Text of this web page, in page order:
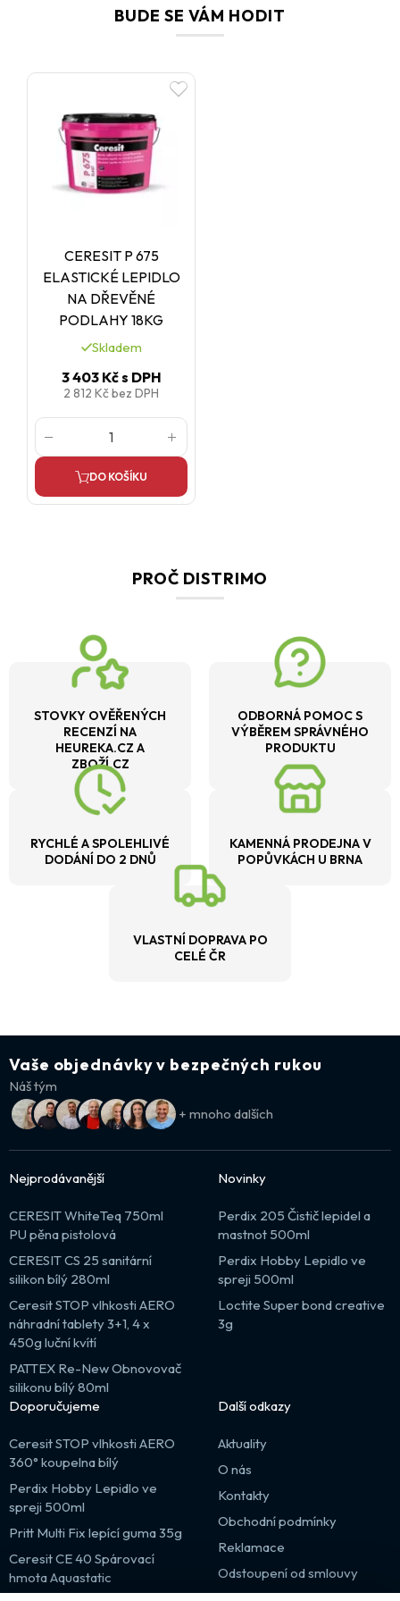
dlouhodobou přilnavost finálních podlahových vrstev.
BUDE SE VÁM HODIT
CERESIT P 675
ELASTICKÉ LEPIDLO
NA DŘEVĚNÉ
PODLAHY 18KG
Skladem
3 403 Kčs DPH
2 812 Kčbez DPH
DO KOŠÍKU
PROČ DISTRIMO
STOVKY OVĚŘENÝCH
RECENZÍ NA
HEUREKA.CZ A
ZBOŽÍ.CZ
ODBORNÁ POMOC S
VÝBĚREM SPRÁVNÉHO
PRODUKTU
RYCHLÉ A SPOLEHLIVÉ
DODÁNÍ DO 2 DNŮ
KAMENNÁ PRODEJNA V
POPŮVKÁCH U BRNA
VLASTNÍ DOPRAVA PO
CELÉ ČR
Vaše objednávky v bezpečných rukou
Náš tým
+ mnoho dalších
Nejprodávanější
CERESIT WhiteTeq 750ml
PU pěna pistolová
CERESIT CS 25 sanitární
silikon bílý 280ml
Ceresit STOP vlhkosti AERO
náhradní tablety 3+1, 4 x
450g luční kvítí
PATTEX Re-New Obnovovač
silikonu bílý 80ml
Novinky
Perdix 205 Čistič lepidel a
mastnot 500ml
Perdix Hobby Lepidlo ve
spreji 500ml
Loctite Super bond creative
3g
Doporučujeme
Ceresit STOP vlhkosti AERO
360° koupelna bílý
Perdix Hobby Lepidlo ve
spreji 500ml
Pritt Multi Fix lepící guma 35g
Ceresit CE 40 Spárovací
hmota Aquastatic
Další odkazy
Aktuality
O nás
Kontakty
Obchodní podmínky
Reklamace
Odstoupení od smlouvy